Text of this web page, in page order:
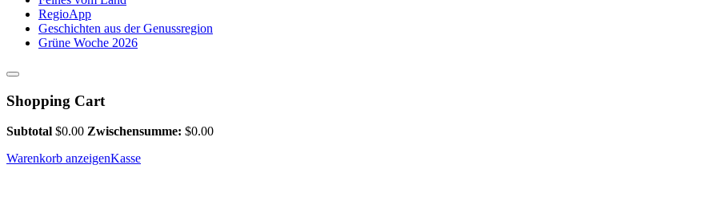
RegioApp
Geschichten aus der Genussregion
Grüne Woche 2026
Shopping Cart
Subtotal $0.00 Zwischensumme: $0.00
Warenkorb anzeigenKasse